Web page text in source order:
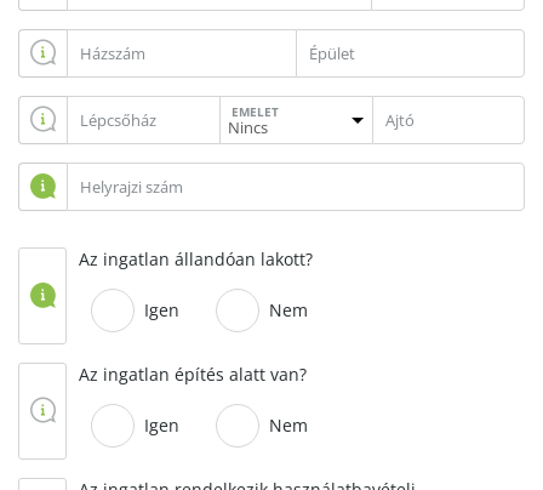
EMELET
Az ingatlan állandóan lakott?
Igen Nem
Az ingatlan építés alatt van?
Igen Nem